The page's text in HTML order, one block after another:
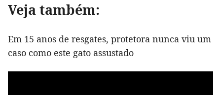
Veja também:
Em 15 anos de resgates, protetora nunca viu um
caso como este gato assustado